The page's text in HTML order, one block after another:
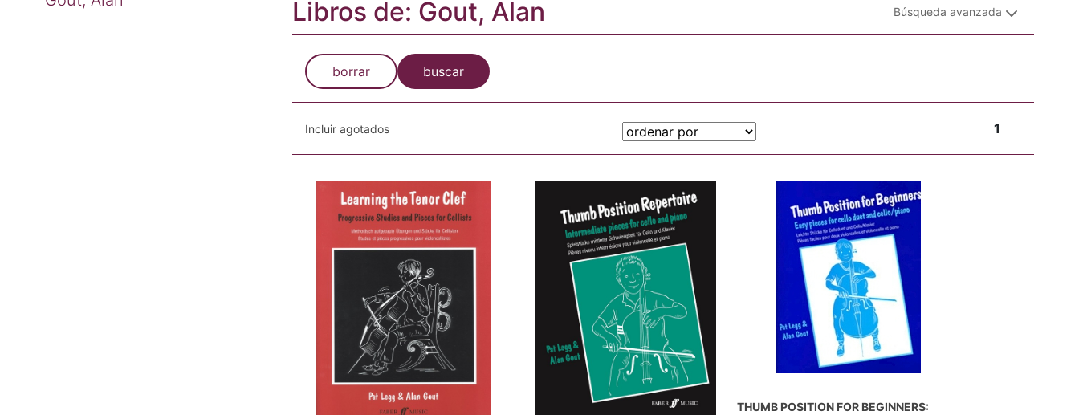
Libros de: Gout, Alan Búsqueda avanzada
borrar buscar
Incluir agotados 1
THUMB POSITION FOR BEGINNERS: